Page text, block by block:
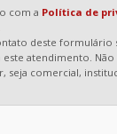
com a Política de
deste formulário
atendimento. Não
comercial,